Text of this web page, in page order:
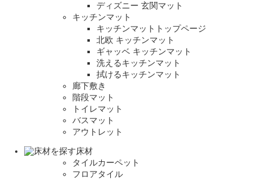
ディズニー 玄関マット
キッチンマット
キッチンマットトップページ
北欧 キッチンマット
ギャッベ キッチンマット
洗えるキッチンマット
拭けるキッチンマット
廊下敷き
階段マット
トイレマット
バスマット
アウトレット
床材
タイルカーペット
フロアタイル